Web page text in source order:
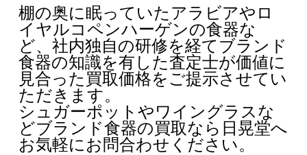
棚の奥に眠っていたアラビアやロ
イヤルコペンハーゲンの食器な
ど、社内独自の研修を経てブランド
食器の知識を有した査定士が価値に
見合った買取価格をご提示させてい
ただきます。
シュガーポットやワイングラスな
どブランド食器の買取なら日晃堂へ
お気軽にお問合わせください。